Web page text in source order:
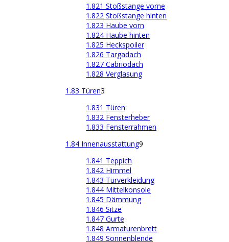
1.821 Stoßstange vorne
1.822 Stoßstange hinten
1.823 Haube vorn
1.824 Haube hinten
1.825 Heckspoiler
1.826 Targadach
1.827 Cabriodach
1.828 Verglasung
1.83 Türen3
1.831 Türen
1.832 Fensterheber
1.833 Fensterrahmen
1.84 Innenausstattung9
1.841 Teppich
1.842 Himmel
1.843 Türverkleidung
1.844 Mittelkonsole
1.845 Dämmung
1.846 Sitze
1.847 Gurte
1.848 Armaturenbrett
1.849 Sonnenblende